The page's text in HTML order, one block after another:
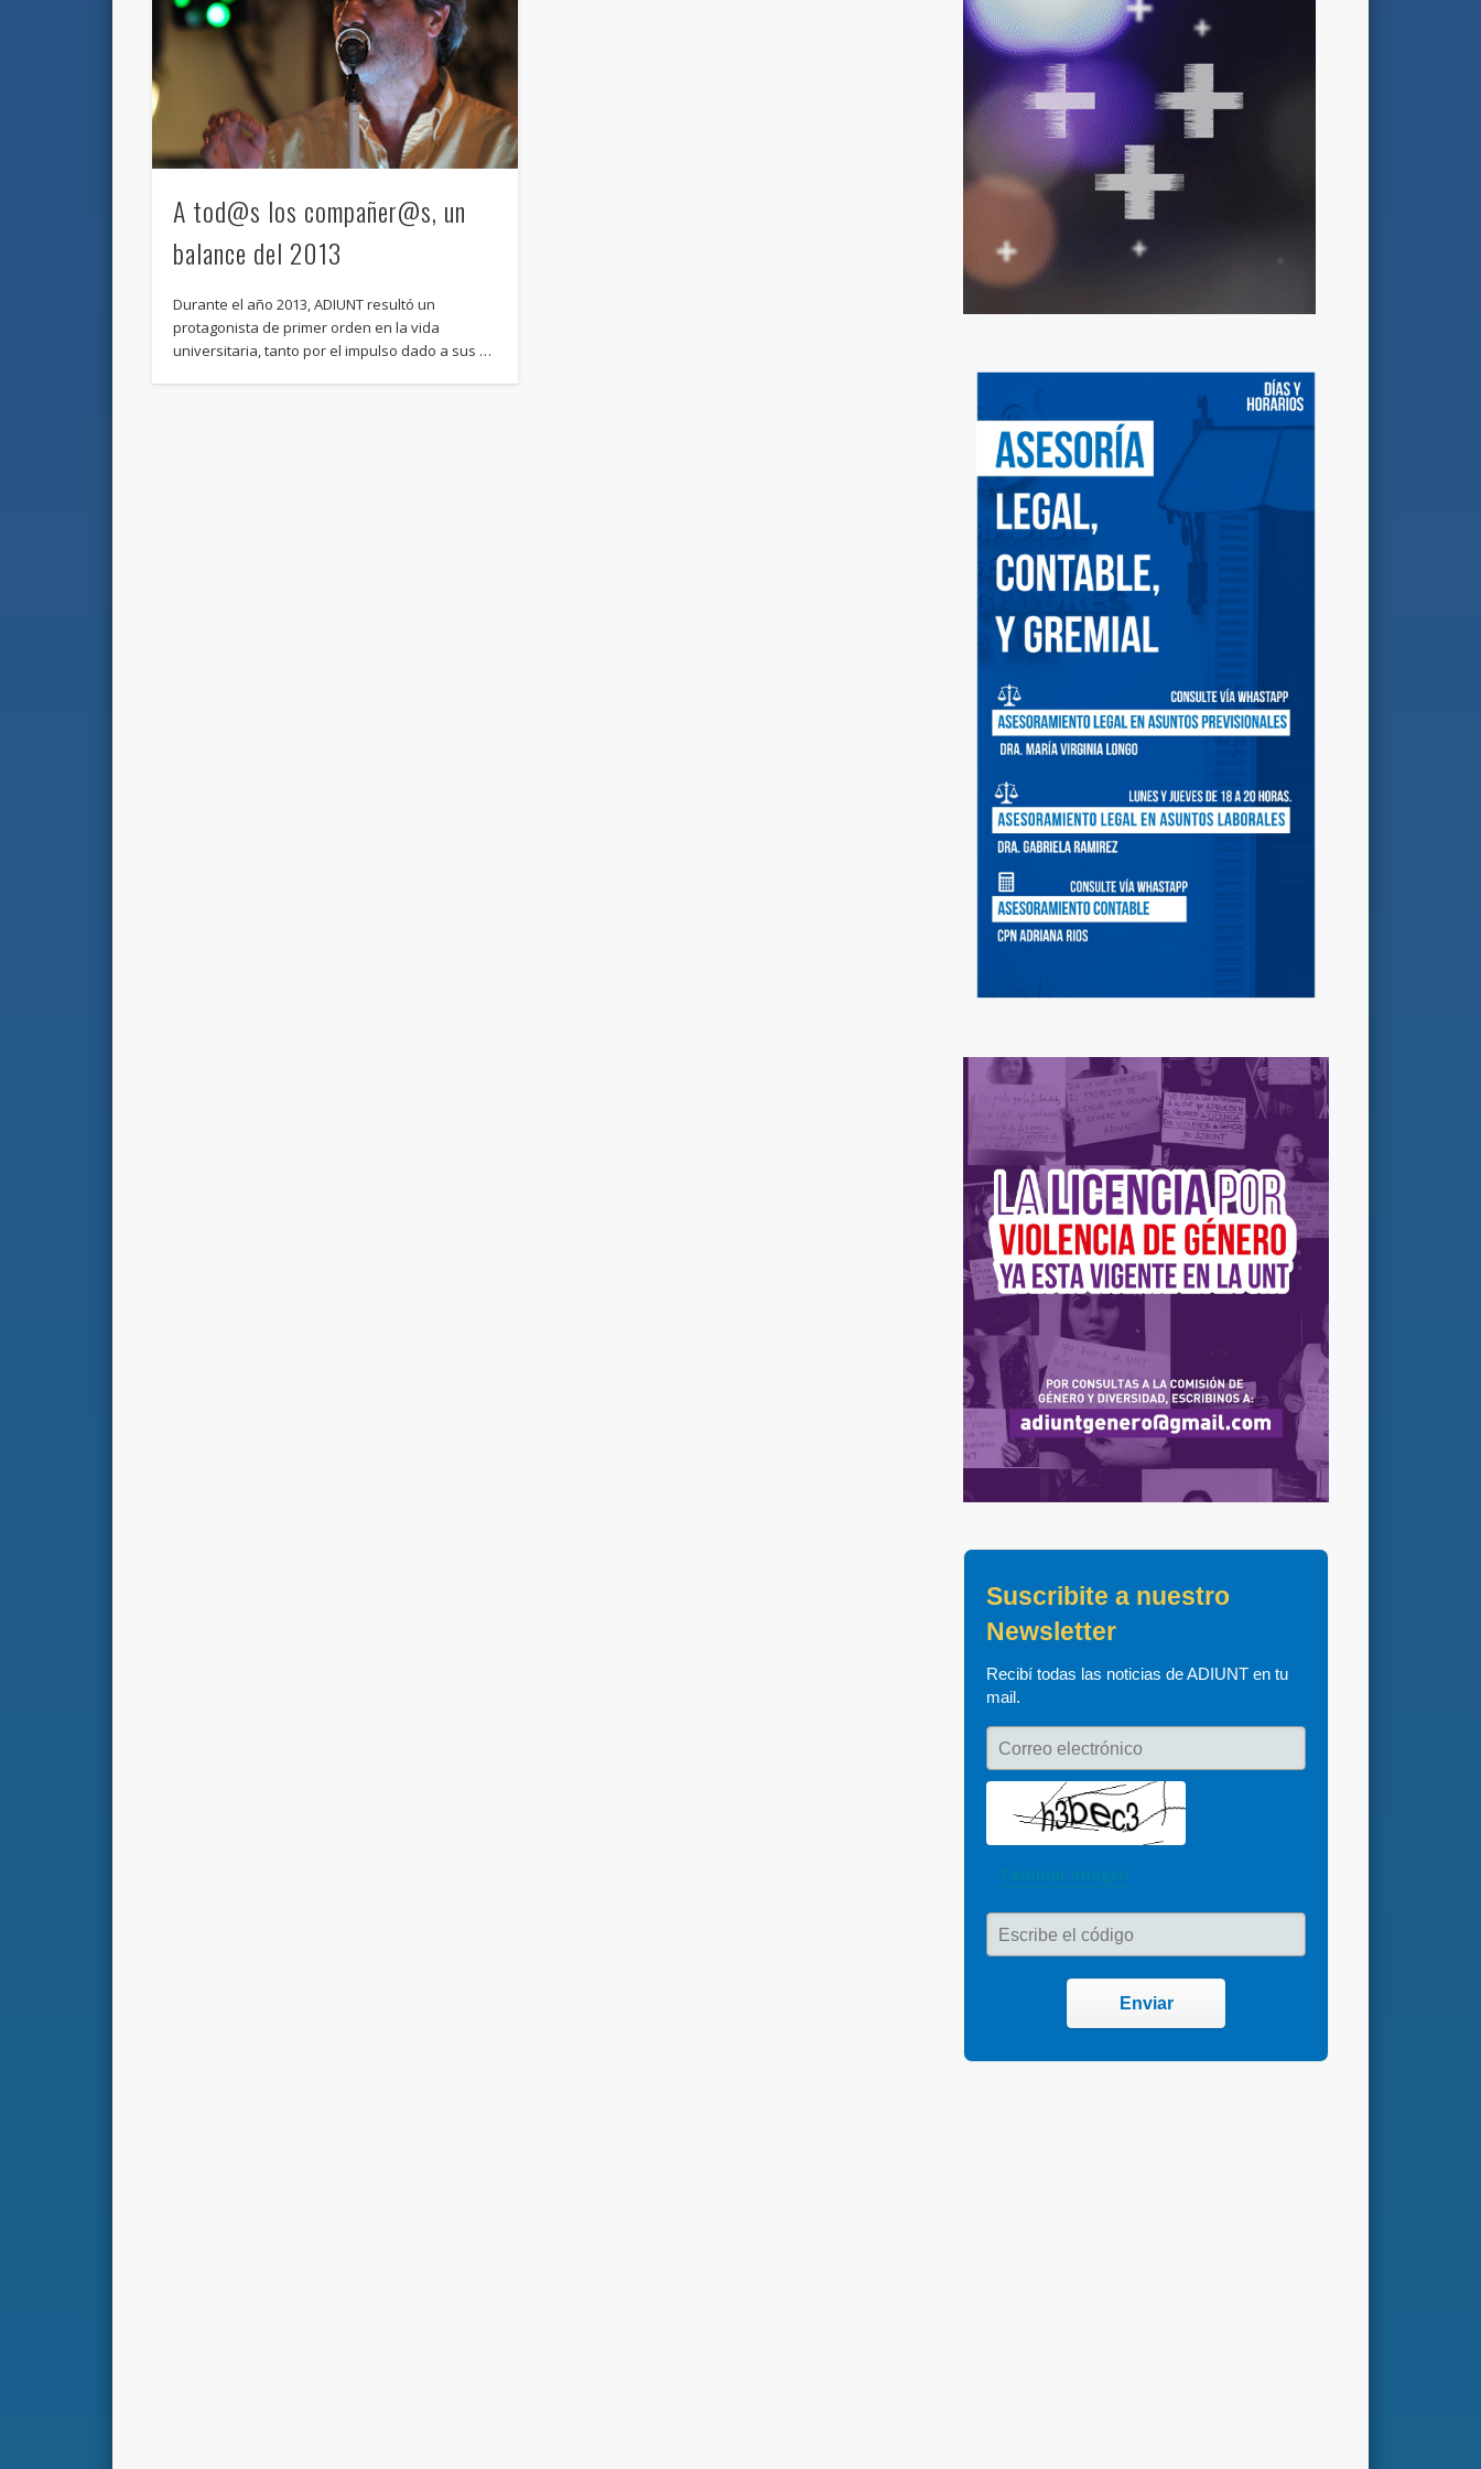
A tod@s los compañer@s, un
balance del 2013
Durante el año 2013, ADIUNT resultó un
protagonista de primer orden en la vida
universitaria, tanto por el impulso dado a sus …
Suscribite a nuestro
Newsletter
Recibí todas las noticias de ADIUNT en tu
mail.
Correo electrónico
Cambiar imagen
Escribe el código